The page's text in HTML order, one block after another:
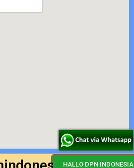
HALLO DPN INDONESIA